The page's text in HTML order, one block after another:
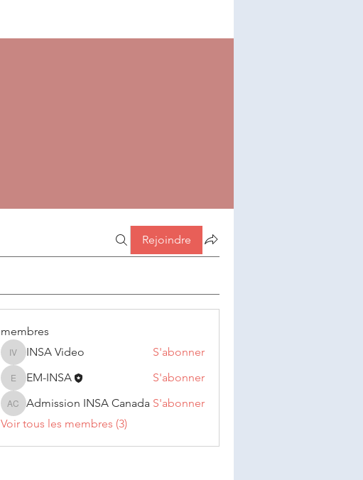
Rejoindre
membres
INSA Video
INSA Video S'abonner
EM-INSA
EM-INSA S'abonner
Admission INSA Canada
Admission INSA Canada S'abonner
Voir tous les membres (3)